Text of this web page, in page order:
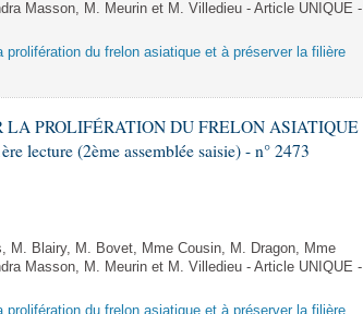
Masson, M. Meurin et M. Villedieu - Article UNIQUE -
du frelon asiatique et à préserver la filière
LA PROLIFÉRATION DU FRELON ASIATIQUE
lecture (2ème assemblée saisie) - n° 2473
M. Blairy, M. Bovet, Mme Cousin, M. Dragon, Mme
Masson, M. Meurin et M. Villedieu - Article UNIQUE -
du frelon asiatique et à préserver la filière